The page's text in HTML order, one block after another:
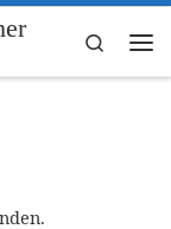
Search